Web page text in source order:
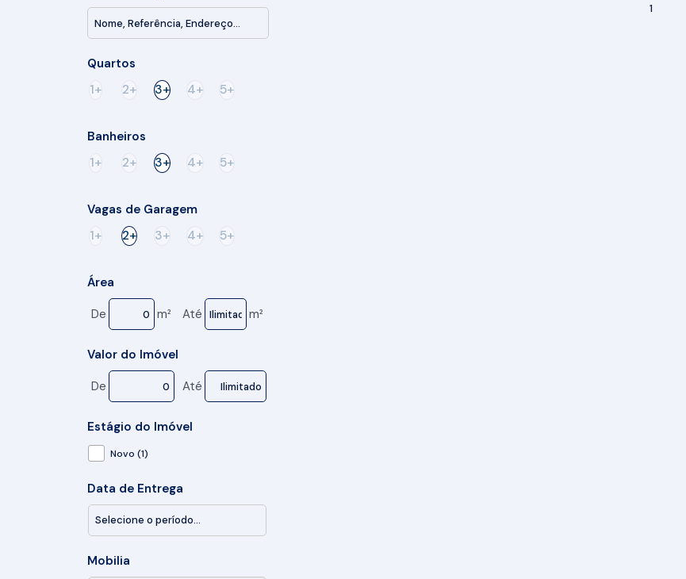
Quartos
1+ 2+ 3+ 4+ 5+
Banheiros
1+ 2+ 3+ 4+ 5+
Vagas de Garagem
1+ 2+ 3+ 4+ 5+
Área
De
m² Até m²
Valor do Imóvel
De
Até
Estágio do Imóvel
Novo (1)
Data de Entrega
Mobilia
1